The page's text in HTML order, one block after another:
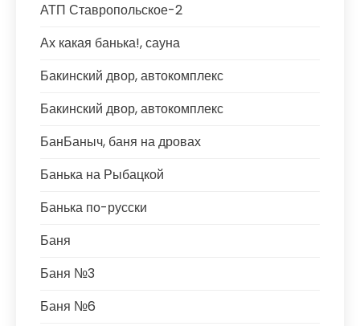
АТП Ставропольское-2
Ах какая банька!, сауна
Бакинский двор, автокомплекс
Бакинский двор, автокомплекс
БанБаныч, баня на дровах
Банька на Рыбацкой
Банька по-русски
Баня
Баня №3
Баня №6